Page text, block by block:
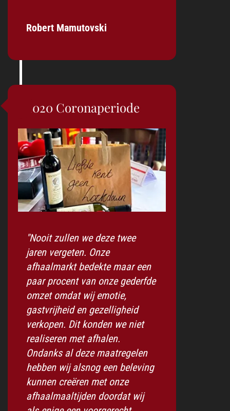
Robert Mamutovski
2020 Coronaperiode
"Nooit zullen we deze twee
jaren vergeten. Onze
afhaalmarkt bedekte maar een
paar procent van onze gederfde
omzet omdat wij emotie,
gastvrijheid en gezelligheid
verkopen. Dit konden we niet
realiseren met afhalen.
Ondanks al deze maatregelen
hebben wij alsnog een beleving
kunnen creëren met onze
afhaalmaaltijden doordat wij